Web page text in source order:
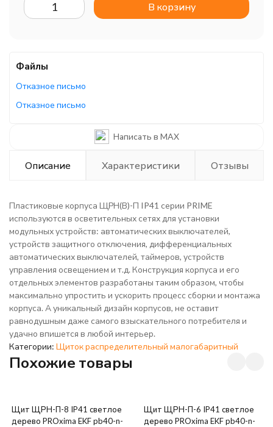
В корзину
Файлы
Отказное письмо
Отказное письмо
Написать в MAX
Описание Характеристики Отзывы
Пластиковые корпуса ЩРН(В)-П IP41 серии PRIME
используются в осветительных сетях для установки
модульных устройств: автоматических выключателей,
устройств защитного отключения, дифференциальных
автоматических выключателей, таймеров, устройств
управления освещением и т.д. Конструкция корпуса и его
отдельных элементов разработаны таким образом, чтобы
максимально упростить и ускорить процесс сборки и монтажа
корпуса. А уникальный дизайн корпусов, не оставит
равнодушным даже самого взыскательного потребителя и
удачно впишется в любой интерьер.
Категории: Щиток распределительный малогабаритный
Похожие товары
Щит ЩРН-П-8 IP41 светлое
дерево PROxima EKF pb40-n-
Щит ЩРН-П-6 IP41 светлое
дерево PROxima EKF pb40-n-